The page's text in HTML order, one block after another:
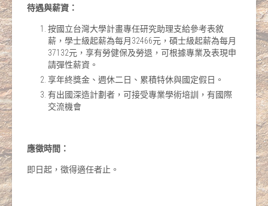
待遇與薪資：
按國立台灣大學計畫專任研究助理支給參考表敘
薪，學士級起薪為每月32466元，碩士級起薪為每月
37132元，享有勞健保及勞退，可根據專業及表現申
請彈性薪資。
享年終獎金、週休二日、累積特休與國定假日。
有出國深造計劃者，可接受專業學術培訓，有國際
交流機會
應徵時間：
即日起，徵得適任者止。